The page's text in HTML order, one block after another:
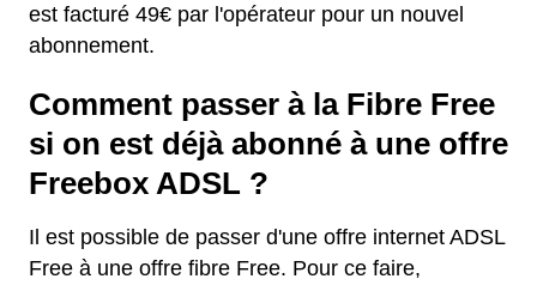
est facturé 49€ par l'opérateur pour un nouvel
abonnement.
Comment passer à la Fibre Free
si on est déjà abonné à une offre
Freebox ADSL ?
Il est possible de passer d'une offre internet ADSL
Free à une offre fibre Free. Pour ce faire,